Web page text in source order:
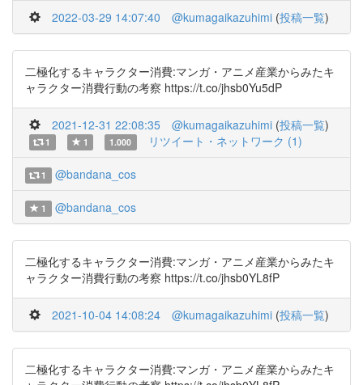
2022-03-29 14:07:40 @kumagaikazuhimi (投稿一覧)
二極化するキャラクター消費:マンガ・アニメ産業からみたキ
ャラクター消費行動の考察 https://t.co/jhsb0Yu5dP
2021-12-31 22:08:35 @kumagaikazuhimi (投稿一覧)
1 1 1.000 リツイート・ネットワーク (1)
1 @bandana_cos
1 @bandana_cos
二極化するキャラクター消費:マンガ・アニメ産業からみたキ
ャラクター消費行動の考察 https://t.co/jhsb0YL8fP
2021-10-04 14:08:24 @kumagaikazuhimi (投稿一覧)
二極化するキャラクター消費:マンガ・アニメ産業からみたキ